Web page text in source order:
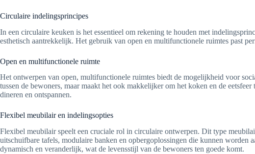
Circulaire indelingsprincipes
In een circulaire keuken is het essentieel om rekening te houden met
esthetisch aantrekkelijk. Het gebruik van open en multifunctionele ruimtes past
Open en multifunctionele ruimte
Het ontwerpen van open, multifunctionele ruimtes biedt de mogelijkheid voor
tussen de bewoners, maar maakt het ook makkelijker om het koken en de
dineren en ontspannen.
Flexibel meubilair en indelingsopties
Flexibel meubilair speelt een cruciale rol in circulaire ontwerpen. Dit type
uitschuifbare tafels, modulaire banken en opbergoplossingen die kunnen worden
dynamisch en veranderlijk, wat de levensstijl van de bewoners ten goede komt.